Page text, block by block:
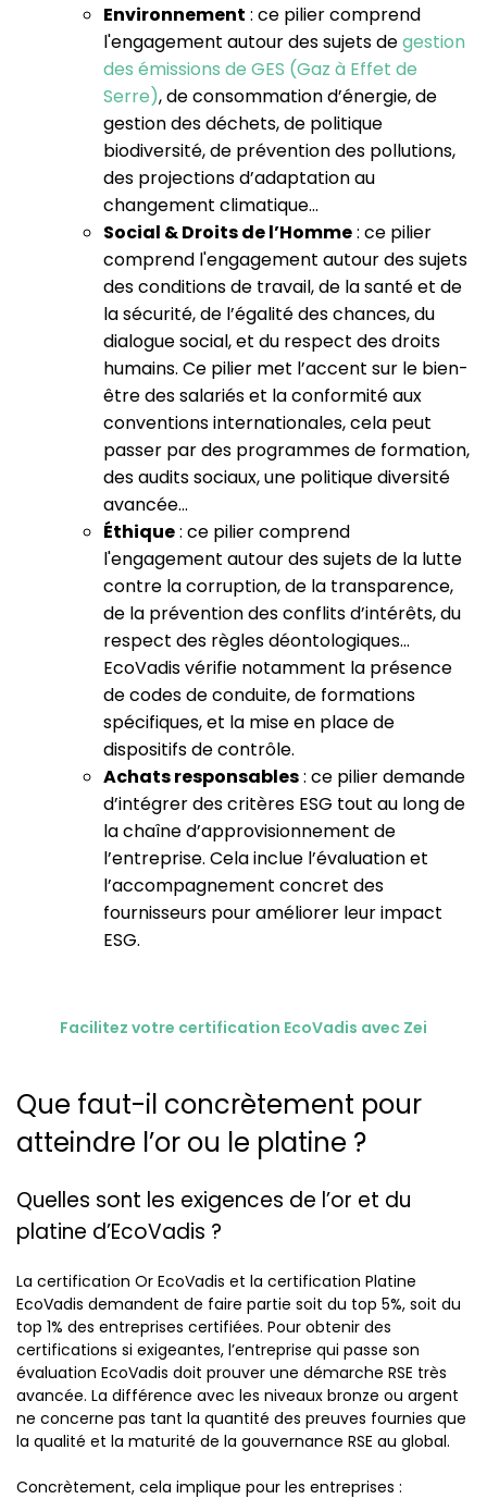
Environnement : ce pilier comprend
l'engagement autour des sujets degestion
des émissions de GES (Gaz à Effet de
Serre), de consommation d’énergie, de
gestion des déchets, de politique
biodiversité, de prévention des pollutions,
des projections d’adaptation au
changement climatique...
Social & Droits de l’Homme: ce pilier
comprend l'engagement autour des sujets
des conditions de travail, de la santé et de
la sécurité, de l’égalité des chances, du
dialogue social, et du respect des droits
humains. Ce pilier met l’accent sur le bien-
être des salariés et la conformité aux
conventions internationales, cela peut
passer par des programmes de formation,
des audits sociaux, une politique diversité
avancée…
Éthique: ce pilier comprend
l'engagement autour des sujets de la lutte
contre la corruption, de la transparence,
de la prévention des conflits d’intérêts, du
respect des règles déontologiques...
EcoVadis vérifie notamment la présence
de codes de conduite, de formations
spécifiques, et la mise en place de
dispositifs de contrôle.
Achats responsables: ce pilier demande
d’intégrer des critères ESG tout au long de
la chaîne d’approvisionnement de
l’entreprise. Cela inclue l’évaluation et
l’accompagnement concret des
fournisseurs pour améliorer leur impact
ESG.
Facilitez votre certification EcoVadis avec Zei
Que faut-il concrètement pour
atteindre l’or ou le platine ?
Quelles sont les exigences de l’or et du
platine d’EcoVadis ?
La certification Or EcoVadis et la certification Platine
EcoVadis demandent de faire partie soit du top 5%, soit du
top 1% des entreprises certifiées. Pour obtenir des
certifications si exigeantes, l’entreprise qui passe son
évaluation EcoVadis doit prouver une démarche RSE très
avancée. La différence avec les niveaux bronze ou argent
ne concerne pas tant la quantité des preuves fournies que
la qualité et la maturité de la gouvernance RSE au global.
Concrètement, cela implique pour les entreprises :